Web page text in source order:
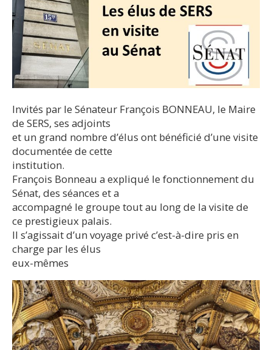
Invités par le Sénateur François BONNEAU, le Maire
de SERS, ses adjoints
et un grand nombre d’élus ont bénéficié d’une visite
documentée de cette
institution.
François Bonneau a expliqué le fonctionnement du
Sénat, des séances et a
accompagné le groupe tout au long de la visite de
ce prestigieux palais.
Il s’agissait d’un voyage privé c’est-à-dire pris en
charge par les élus
eux-mêmes